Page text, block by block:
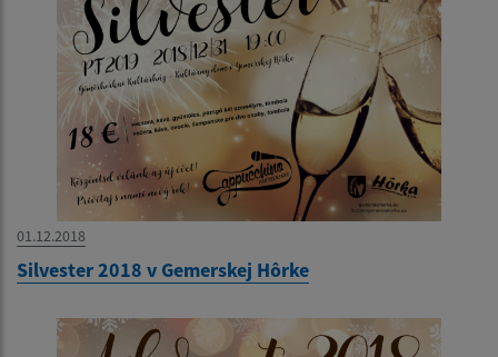
01.12.2018
Silvester 2018 v Gemerskej Hôrke